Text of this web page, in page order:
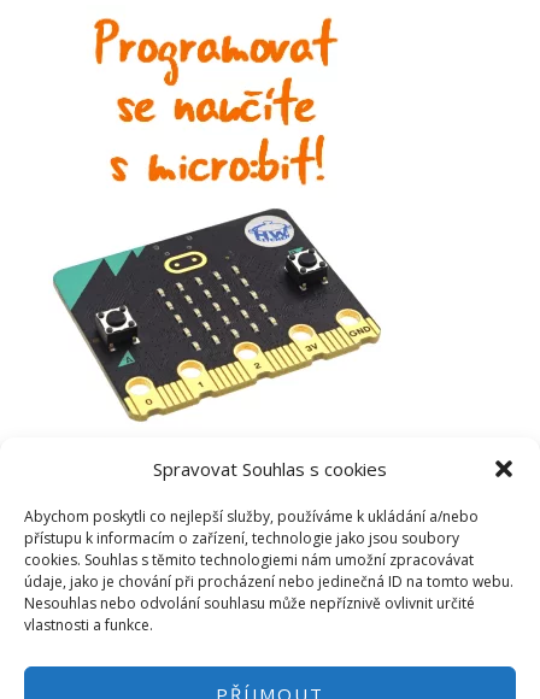
Spravovat Souhlas s cookies
Abychom poskytli co nejlepší služby, používáme k ukládání a/nebo
přístupu k informacím o zařízení, technologie jako jsou soubory
cookies. Souhlas s těmito technologiemi nám umožní zpracovávat
údaje, jako je chování při procházení nebo jedinečná ID na tomto webu.
Nesouhlas nebo odvolání souhlasu může nepříznivě ovlivnit určité
vlastnosti a funkce.
PŘÍJMOUT